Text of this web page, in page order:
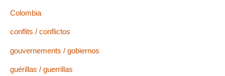
Colombia
conflits / conflictos
gouvernements / gobiernos
guérillas / guerrillas